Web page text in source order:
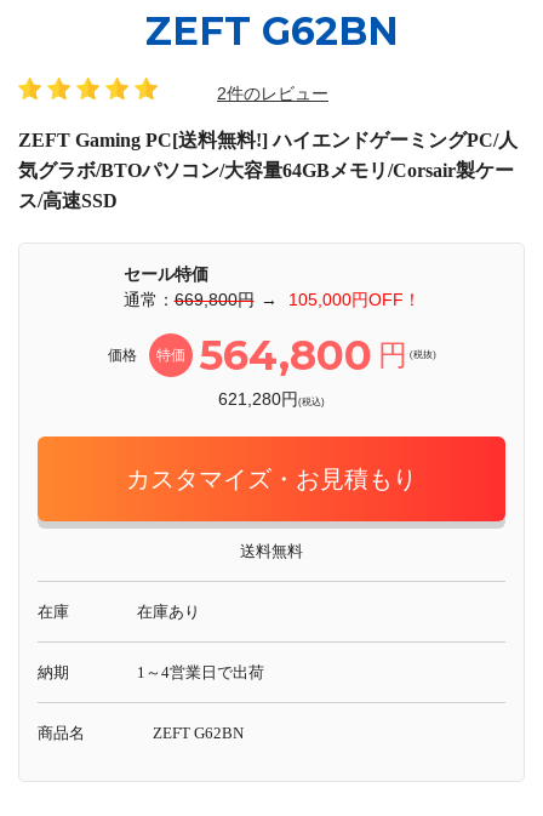
ZEFT G62BN
2件のレビュー
ZEFT Gaming PC[送料無料!] ハイエンドゲーミングPC/人
気グラボ/BTOパソコン/大容量64GBメモリ/Corsair製ケー
ス/高速SSD
セール特価
通常：669,800円 → 105,000円OFF！
価格 特価 564,800 円 (税抜)
621,280円(税込)
カスタマイズ・お見積もり
送料無料
在庫 在庫あり
納期 1～4営業日で出荷
商品名 ZEFT G62BN